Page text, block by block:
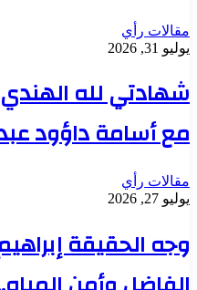
مقالات رأي
يوليو 31, 2026
شهادتي لله الهندي
مع أسامة داؤود
مقالات رأي
يوليو 27, 2026
وجه الحقيقة